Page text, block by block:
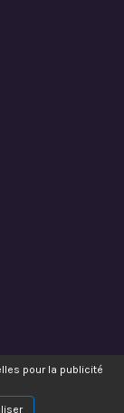
pour la publicité